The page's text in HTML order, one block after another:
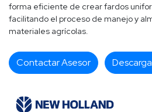
forma eficiente de crear fardos
facilitando el proceso de manejo y
materiales agrícolas.
Contactar Asesor